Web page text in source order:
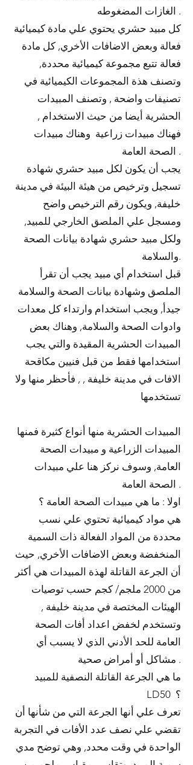
الغازات المضغوطه .
كل مبيد حشري يحتوي علي مادة كيميائية
فعالة وبعض الاضافات الأخري, كل مادة
فعالة تتبع مجموعة كيميائية محددة,
وتصنف هذة المجموعات الكيميائية في
تصنيفات واضحة , وتصنف المبيدات
الحشرية أيضا من حيث الاستخدام ,
فهناك مبيدات زراعية وهناك مبيدات
الصحة العامة .
يجب أن يكون لكل مبيد حشري شهادة
تسجيل وترخيص من هيئة البيئة في مدينة
خليفة, ويكون رقم الترخيص واضح
ومسجل علي الملصق الخارجي للمبيد,
ولكل مبيد حشري شهادة بيانات الصحة
والسلامة.
قبل استخدام أي مبيد يجب أن تقرأ
الملصق وشهادة بيانات الصحة والسلامة
جيدأ, ويجب استخدام وارتداء كل معدات
وادوات الصحة والسلامة, وهناك بعض
المبيدات الحشرية المقيدة والتي يجب
استخدامها فقط من قبل فنيين مكاقحة
الافات في مدينة خليفة , , فأحظر منها ولا
تستخدمها
المبيدات الحشرية منها أنواع كثيرة فمنها
المبيدات الزراعية و مبيدات الصحة
العامة, وسوف نركز هنا علي مبيدات
الصحة العامة .
اولا : ما هي مبيدات الصحة العامة ؟
هي مواد كيميائية تحتوي علي نسب
محددة من المواد الفعالة ذات السمية
المنخفضة وبعض الاضافات الأخري, حيث
أن الجرعة القاتلة لهذة المبيدات هي أكثر
من 2000 ملجم/ كجم حسب توصيات
الهيئات المختصة في مدينة خليفة ,
وتستخدم لخفض اعداد أفات الصحة
العامة للحد الأدني الذي لا يسبب أي
مشاكل أو أمراض صحية .
ما هي الجرعة القاتلة النصفية للمبيد
LD50 ؟
تعرف علي أنها الجرعة التي من شأنها أن
تقضي علي نصف عدد الأفات في التجربة
الواحدة في وقت محدد, وهي توضح مدي